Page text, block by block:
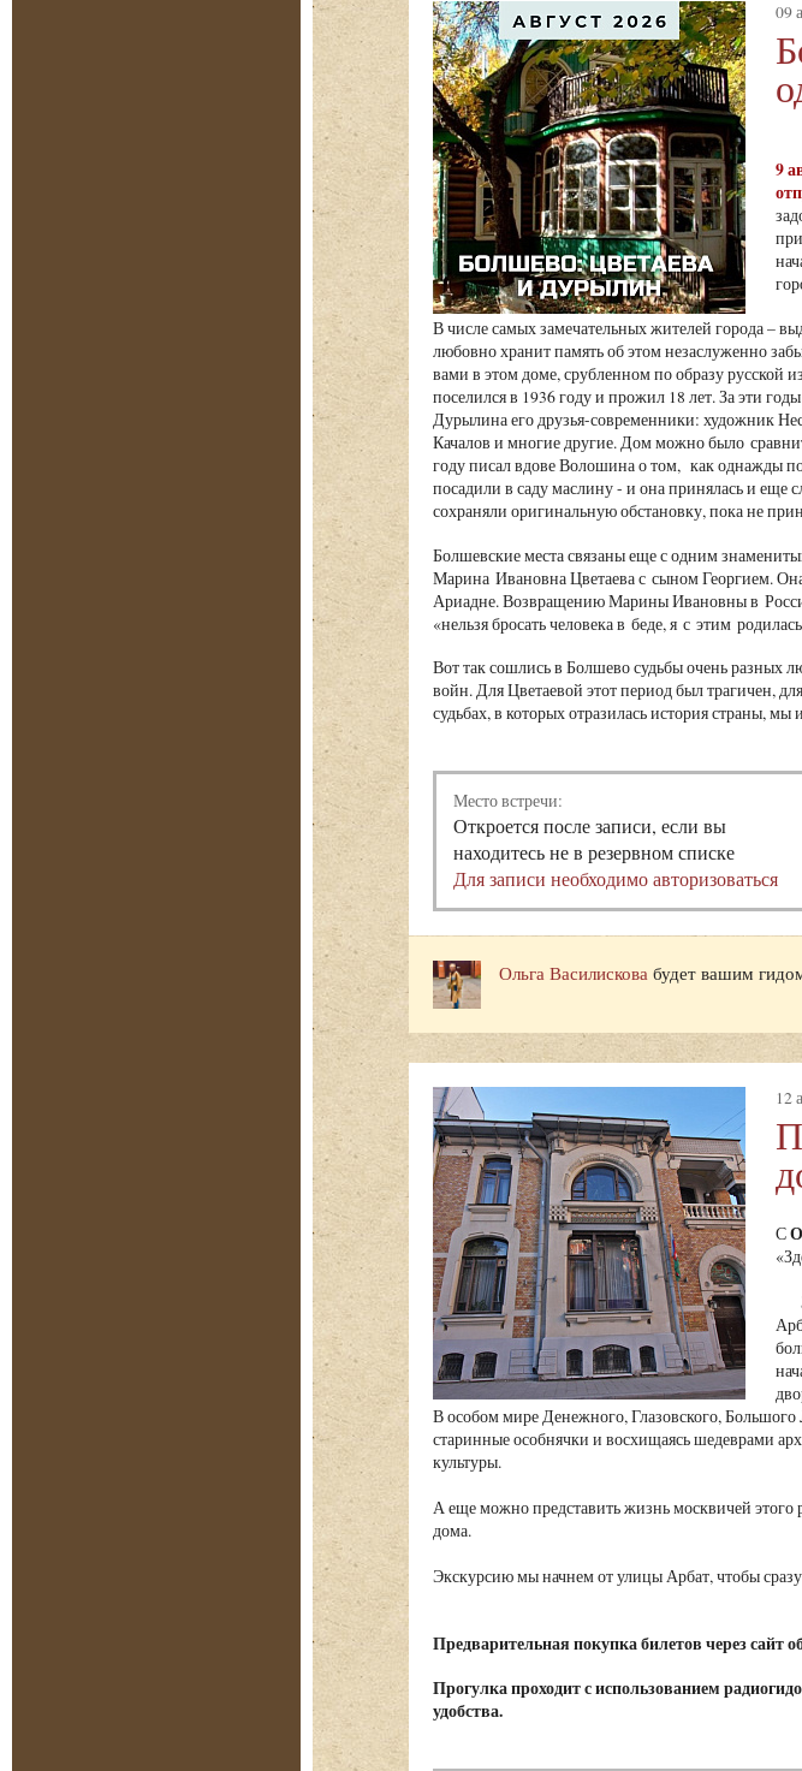
09
9
В числе самых замечательных жителей города –
любовно хранит память об этом незаслуженно
вами в этом доме, срубленном по образу русской
поселился в 1936 году и прожил 18 лет. За эти
Дурылина его друзья-современники: художник
Качалов и многие другие. Дом можно было
году писал вдове Волошина о том, как однажды
посадили в саду маслину - и она принялась и
сохраняли оригинальную обстановку, пока не
Болшевские места связаны еще с одним
Марина Ивановна Цветаева с сыном Георгием.
Ариадне. Возвращению Марины Ивановны в
«нельзя бросать человека в беде, я с этим
Вот так сошлись в Болшево судьбы очень разных
войн. Для Цветаевой этот период был трагичен,
судьбах, в которых отразилась история страны,
Место встречи:
Откроется после записи, если вы
находитесь не в резервном списке
Для записи необходимо авторизоваться
Ольга Василискова будет вашим
12
С
В особом мире Денежного, Глазовского,
старинные особнячки и восхищаясь шедеврами
культуры.
А еще можно представить жизнь москвичей этого
дома.
Экскурсию мы начнем от улицы Арбат, чтобы
Предварительная покупка билетов через сайт
Прогулка проходит с использованием
удобства.